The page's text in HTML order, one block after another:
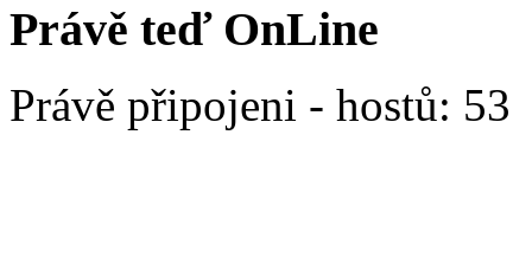
Právě teď OnLine
Právě připojeni - hostů: 53